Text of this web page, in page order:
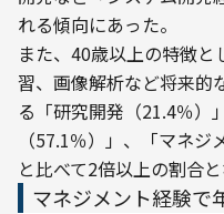
れる傾向にあった。
また、40歳以上の特徴
習、画像解析など将来的
る「研究開発（21.4％）
（57.1％）」、「マネ
と比べて2倍以上の割合と
マネジメント経験で